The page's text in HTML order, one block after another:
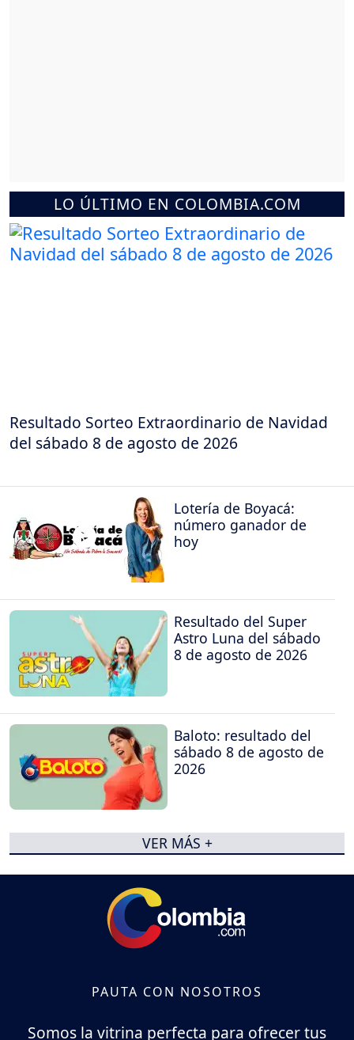
LO ÚLTIMO EN COLOMBIA.COM
Resultado Sorteo Extraordinario de Navidad
del sábado 8 de agosto de 2026
Lotería de Boyacá:
número ganador de
hoy
Resultado del Super
Astro Luna del sábado
8 de agosto de 2026
Baloto: resultado del
sábado 8 de agosto de
2026
VER MÁS +
PAUTA CON NOSOTROS
Somos la vitrina perfecta para ofrecer tus